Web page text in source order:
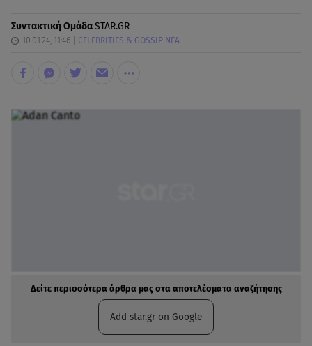
Συντακτική ΟμάδαSTAR.GR
10.01.24, 11:46 CELEBRITIES & GOSSIP ΝΕΑ
Δείτε περισσότερα άρθρα μας στα αποτελέσματα αναζήτησης
Add star.gr on Google